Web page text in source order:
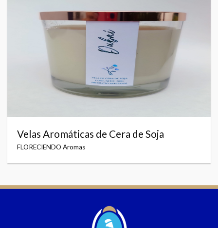
Velas Aromáticas de Cera de Soja
FLORECIENDO Aromas